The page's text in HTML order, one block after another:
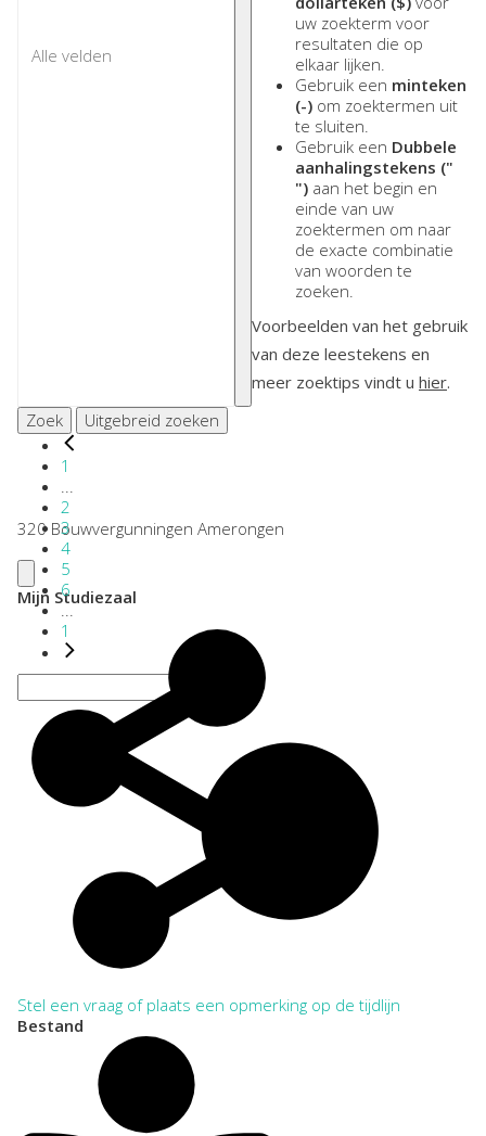
uw zoekterm voor
resultaten die op
elkaar lijken.
Gebruik een minteken
(-) om zoektermen uit
te sluiten.
Gebruik een Dubbele
aanhalingstekens ("
") aan het begin en
einde van uw
zoektermen om naar
de exacte combinatie
van woorden te
zoeken.
Voorbeelden van het gebruik
van deze leestekens en
meer zoektips vindt u hier.
Zoek
Uitgebreid zoeken
1
2
3
4
5
6
...
1
320 Bouwvergunningen Amerongen
Mijn Studiezaal
Stel een vraag of plaats een opmerking op de tijdlijn
Bestand